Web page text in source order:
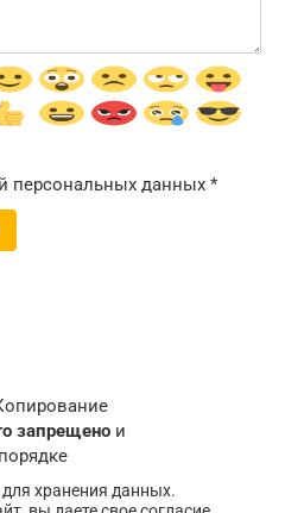
персональных данных *
запрещено и
для хранения данных.